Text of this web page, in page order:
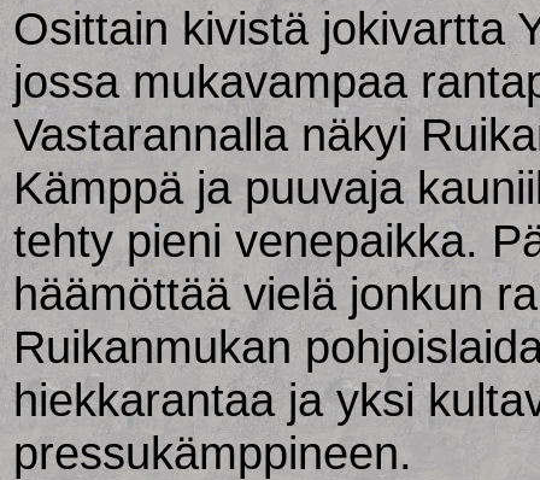
Osittain kivistä jokivartta
jossa mukavampaa
Vastarannalla näkyi
Kämppä ja puuvaja
tehty pieni venepaikka.
häämöttää vielä jonkun
Ruikanmukan
hiekkarantaa ja yksi
pressukämppineen.